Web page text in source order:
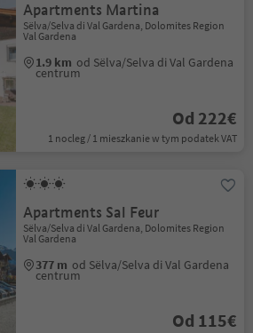
Apartments Martina
Sëlva/Selva di Val Gardena, Dolomites Region
Val Gardena
1.9 km od Sëlva/Selva di Val Gardena
centrum
Od 222€
1 nocleg / 1 mieszkanie w tym podatek VAT
Apartments Sal Feur
Sëlva/Selva di Val Gardena, Dolomites Region
Val Gardena
377 m od Sëlva/Selva di Val Gardena
centrum
Od 115€